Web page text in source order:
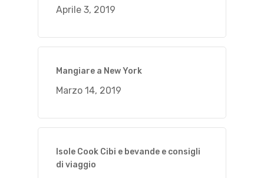
Aprile 3, 2019
Mangiare a New York
Marzo 14, 2019
Isole Cook Cibi e bevande e consigli
di viaggio